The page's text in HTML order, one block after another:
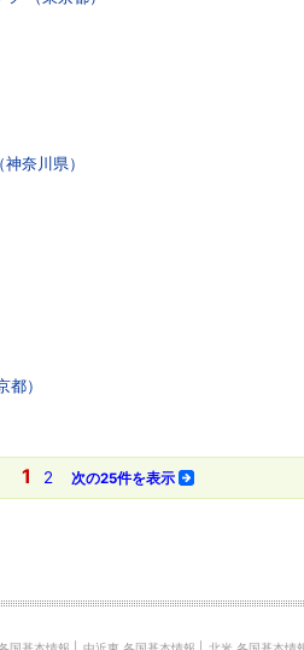
奈川県）
）
1 2 次の25件を表示